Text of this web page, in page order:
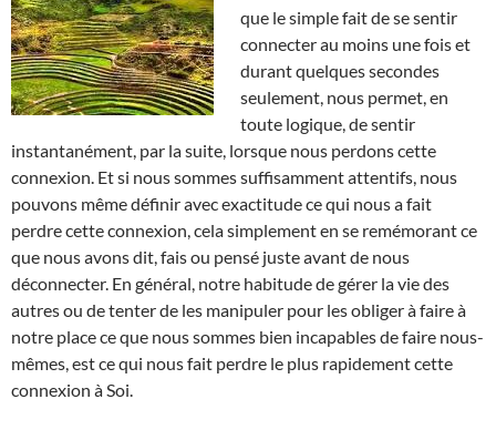
que le simple fait de se sentir
connecter au moins une fois et
durant quelques secondes
seulement, nous permet, en
toute logique, de sentir
instantanément, par la suite, lorsque nous perdons cette
connexion. Et si nous sommes suffisamment attentifs, nous
pouvons même définir avec exactitude ce qui nous a fait
perdre cette connexion, cela simplement en se remémorant ce
que nous avons dit, fais ou pensé juste avant de nous
déconnecter. En général, notre habitude de gérer la vie des
autres ou de tenter de les manipuler pour les obliger à faire à
notre place ce que nous sommes bien incapables de faire nous-
mêmes, est ce qui nous fait perdre le plus rapidement cette
connexion à Soi.